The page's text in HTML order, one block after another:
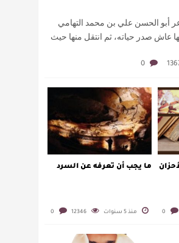
أبو الحسن علي بن محمد التهامي
سنة 360 وفيها عاش صدر حياته، ثم انتقل منها حيث
0
0
ما يجب أن تعرفه عن السرد
منذ 5 سنوات 12346
0